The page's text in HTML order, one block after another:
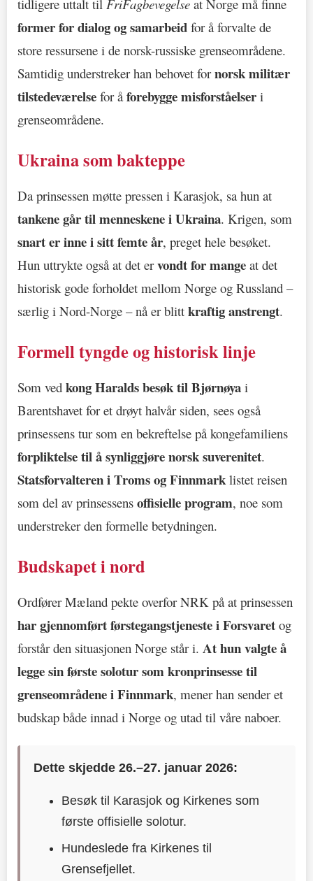
tidligere uttalt til FriFagbevegelse at Norge må finne
former for dialog og samarbeid for å forvalte de
store ressursene i de norsk-russiske grenseområdene.
Samtidig understreker han behovet fornorsk militær
tilstedeværelse for åforebygge misforståelser i
grenseområdene.
Ukraina som bakteppe
Da prinsessen møtte pressen i Karasjok, sa hun at
tankene går til menneskene i Ukraina. Krigen, som
snart er inne i sitt femte år, preget hele besøket.
Hun uttrykte også at det ervondt for mange at det
historisk gode forholdet mellom Norge og Russland –
særlig i Nord-Norge – nå er blitt kraftig anstrengt.
Formell tyngde og historisk linje
Som ved kong Haralds besøk til Bjørnøya i
Barentshavet for et drøyt halvår siden, sees også
prinsessens tur som en bekreftelse på kongefamiliens
forpliktelse til å synliggjøre norsk suverenitet.
Statsforvalteren i Troms og Finnmarklistet reisen
som del av prinsessens offisielle program, noe som
understreker den formelle betydningen.
Budskapet i nord
Ordfører Mæland pekte overfor NRK på at prinsessen
har gjennomført førstegangstjeneste i Forsvaret og
forstår den situasjonen Norge står i. At hun valgte å
legge sin første solotur som kronprinsesse til
grenseområdene i Finnmark, mener han sender et
budskap både innad i Norge og utad til våre naboer.
Dette skjedde 26.–27. januar 2026:
Besøk til Karasjok og Kirkenes som
første offisielle solotur.
Hundeslede fra Kirkenes til
Grensefjellet.